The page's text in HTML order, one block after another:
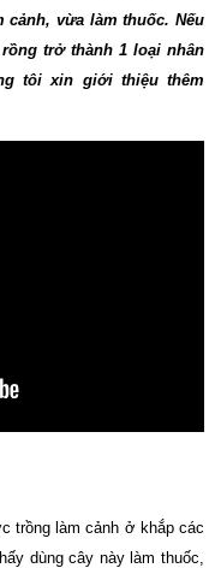
vừa làm thuốc. Nếu
trở thành 1 loại nhân
tôi xin giới thiệu thêm
trồng làm cảnh ở khắp các
dùng cây này làm thuốc,